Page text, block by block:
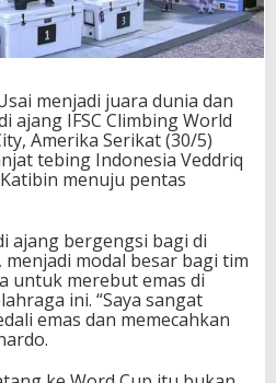
n
i
D
u
a
A
t
l
P
a
n
j
a
t
menjadi juara dunia dan
ajang IFSC Climbing World
Amerika Serikat (30/5)
tebing Indonesia Veddriq
menuju pentas
ajang bergengsi bagi di
modal besar bagi tim
untuk merebut emas di
ini. “Saya sangat
emas dan memecahkan